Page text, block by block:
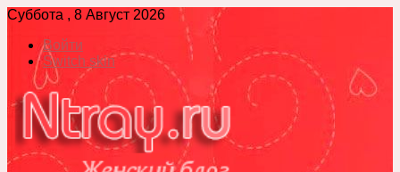
Суббота , 8 Август 2026
Войти
Switch skin